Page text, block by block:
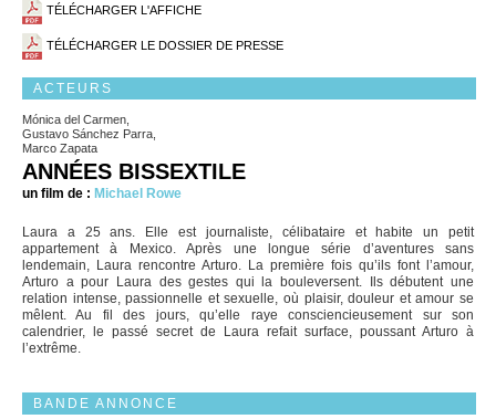
TÉLÉCHARGER L'AFFICHE
TÉLÉCHARGER LE DOSSIER DE PRESSE
ACTEURS
Mónica del Carmen,
Gustavo Sánchez Parra,
Marco Zapata
ANNÉES BISSEXTILE
un film de : Michael Rowe
Laura a 25 ans. Elle est journaliste, célibataire et habite un petit
appartement à Mexico. Après une longue série d’aventures sans
lendemain, Laura rencontre Arturo. La première fois qu’ils font l’amour,
Arturo a pour Laura des gestes qui la bouleversent. Ils débutent une
relation intense, passionnelle et sexuelle, où plaisir, douleur et amour se
mêlent. Au fil des jours, qu’elle raye consciencieusement sur son
calendrier, le passé secret de Laura refait surface, poussant Arturo à
l’extrême.
BANDE ANNONCE